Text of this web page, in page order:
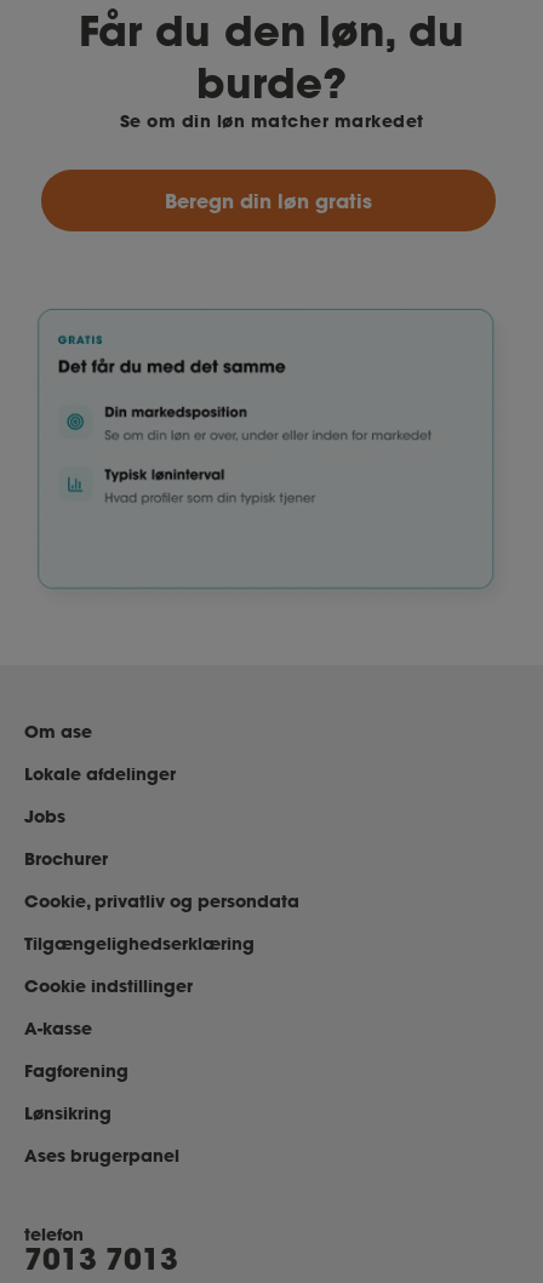
Får du den løn, du
burde?
Se om din løn matcher markedet
Beregn din løn gratis
Om ase
Lokale afdelinger
Jobs
Brochurer
Cookie, privatliv og persondata
Tilgængelighedserklæring
Cookie indstillinger
A-kasse
Fagforening
Lønsikring
Ases brugerpanel
telefon
7013 7013